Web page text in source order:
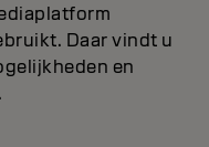
Daar vindt u
en